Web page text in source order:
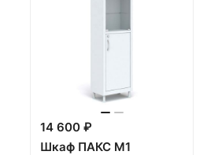
14 600 ₽
Шкаф ПАКС М1